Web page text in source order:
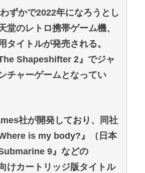
ずかで2022年になろうとし
堂のレトロ携帯ゲーム機、
タイトルが発売される。
Shapeshifter 2』でジャ
チャーゲームとなってい
社が開発しており、同社
is my body?』（日本
9』などの
けカートリッジ版タイトル